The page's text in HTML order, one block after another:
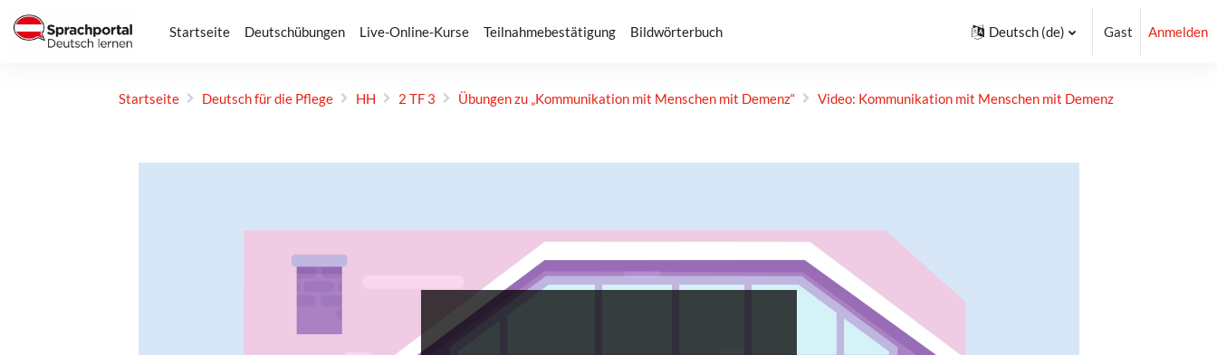
Startseite
Deutschübungen Live-Online-Kurse Teilnahmebestätigung Bildwörterbuch Deutsch ‎(de)‎ Gast Anmelden
Startseite Deutsch für die Pflege HH 2 TF 3 Übungen zu „Kommunika­tion mit Menschen mit Demenz“ Video: Kommunikation mit Menschen mit Demenz